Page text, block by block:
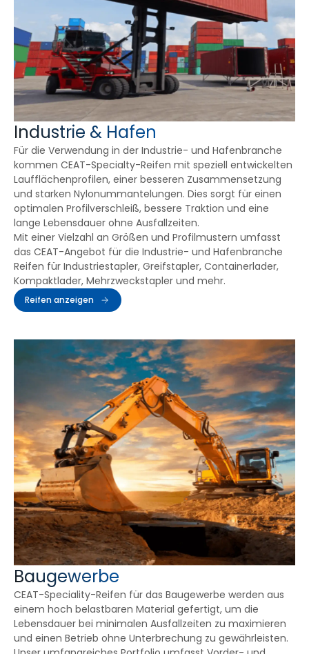
Industrie & Hafen
Für die Verwendung in der Industrie- und Hafenbranche
kommen CEAT-Specialty-Reifen mit speziell entwickelten
Laufflächenprofilen, einer besseren Zusammensetzung
und starken Nylonummantelungen. Dies sorgt für einen
optimalen Profilverschleiß, bessere Traktion und eine
lange Lebensdauer ohne Ausfallzeiten.
Mit einer Vielzahl an Größen und Profilmustern umfasst
das CEAT-Angebot für die Industrie- und Hafenbranche
Reifen für Industriestapler, Greifstapler, Containerlader,
Kompaktlader, Mehrzweckstapler und mehr.
Reifen anzeigen
Baugewerbe
CEAT-Speciality-Reifen für das Baugewerbe werden aus
einem hoch belastbaren Material gefertigt, um die
Lebensdauer bei minimalen Ausfallzeiten zu maximieren
und einen Betrieb ohne Unterbrechung zu gewährleisten.